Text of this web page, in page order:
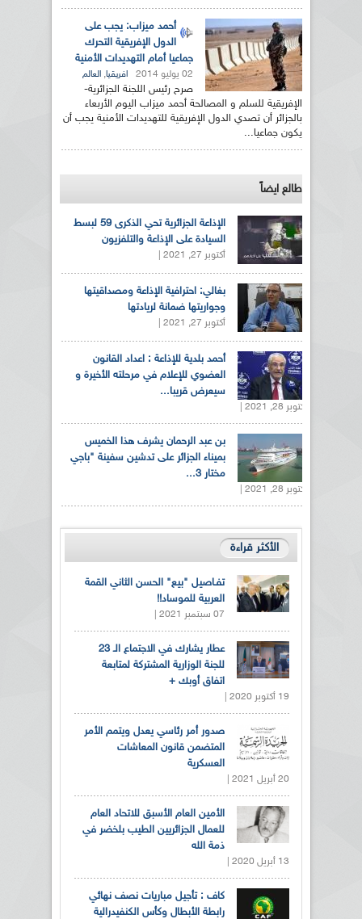
أحمد ميزاب: يجب على
الدول الإفريقية التحرك
جماعيا أمام التهديدات الأمنية
02 يوليو 2014 افريقيا, العالم
صرح رئيس اللجنة الجزائرية-
الإفريقية للسلم و المصالحة أحمد ميزاب اليوم الأربعاء
بالجزائر أن تصدي الدول الإفريقية للتهديدات الأمنية يجب أن
يكون جماعيا...
طالع ايضاً
الإذاعة الجزائرية تحي الذكرى 59 لبسط
السيادة على الإذاعة والتلفزيون
أكتوبر 27, 2021 |
بغالي: احترافية الإذاعة ومصداقيتها
وجواريتها ضمانة لريادتها
أكتوبر 27, 2021 |
أحمد بلدية للإذاعة : اعداد القانون
العضوي للإعلام في مرحلته الأخيرة و
سيعرض قريبا...
أكتوبر 28, 2021 |
بن عبد الرحمان يشرف هذا الخميس
بميناء الجزائر على تدشين سفينة "باجي
مختار 3...
أكتوبر 28, 2021 |
الأكثر قراءة
تفـاصيل "بيع" الحسن الثاني القمة
العربية للموساد!!
07 سبتمبر 2021 |
عطار يشارك في الاجتماع الـ 23
للجنة الوزارية المشتركة لمتابعة
اتفاق أوبك +
19 أكتوبر 2020 |
صدور أمر رئاسي يعدل ويتمم الأمر
المتضمن قانون المعاشات
العسكرية
20 أبريل 2021 |
الأمين العام الأسبق للاتحاد العام
للعمال الجزائريين الطيب بلخضر في
ذمة الله
13 أبريل 2020 |
كاف : تأجيل مباريات نصف نهائي
رابطة الأبطال وكأس الكنفيدرالية